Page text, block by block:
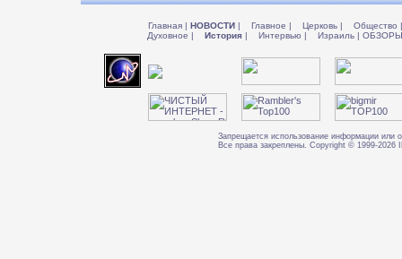
Главная | НОВОСТИ | Главное | Церковь | Общество |
Духовное | История | Интервью | Израиль |
Запрещается использование информации или
Все права закреплены. Copyright © 1999-